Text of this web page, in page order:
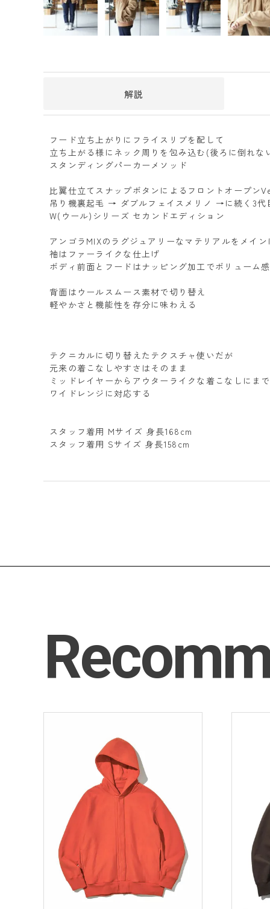
解説
フード立ち上がりにフライスリブを配して
立ち上がる様にネック周りを包み込む(後ろに倒れな
スタンディングパーカーメソッド
比翼仕立てスナップボタンによるフロントオープン
吊り機裏起毛 → ダブルフェイスメリノ →に続く3代
W(ウール)シリーズ セカンドエディション
アンゴラMIXのラグジュアリーなマテリアルをメイ
袖はファーライクな仕上げ
ボディ前面とフードはナッピング加工でボリューム
背面はウールスムース素材で切り替え
軽やかさと機能性を存分に味わえる
テクニカルに切り替えたテクスチャ使いだが
元来の着こなしやすさはそのまま
ミッドレイヤーからアウターライクな着こなしにまで
ワイドレンジに対応する
スタッフ着用 Mサイズ 身長168cm
スタッフ着用 Sサイズ 身長158cm